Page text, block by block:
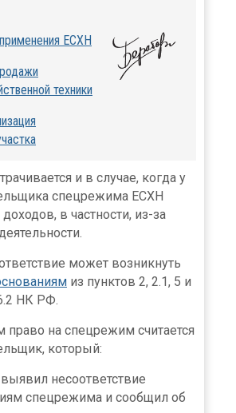
ЕСХН
техники
и в случае, когда у
спецрежима ЕСХН
в частности, из-за
может возникнуть
из пунктов 2, 2.1, 5 и
НК РФ.
право на спецрежим считается
который:
несоответствие
спецрежима и сообщил об